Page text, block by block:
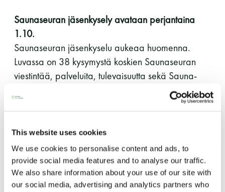
This website uses cookies
We use cookies to personalise content and ads, to
provide social media features and to analyse our traffic.
We also share information about your use of our site with
our social media, advertising and analytics partners who
Saunaseuran tarkoitus
saunomistapoja, joiden perustana on toisten
saunarauhan kunnioittaminen. Seura vaalii
saunakulttuuria ja pyrkii kehittämään suomalaista
saunaa ja edistämään sitä koskevaa tutkimusta.
Saunaseuran jäsenkysely avataan perjantaina
1.10.
Saunaseuran jäsenkyselu aukeaa huomenna.
Luvassa on 38 kysymystä koskien Saunaseuran
viestintää, palveluita, tulevaisuutta sekä Sauna-
toimitetaan jäsenille sähköpostiin ja se löytyy myös
jäsensivuilta.
Saunologia kerää tietoja suomalaisten
puukiukaiden päästöistä – osallistu kyselyyn